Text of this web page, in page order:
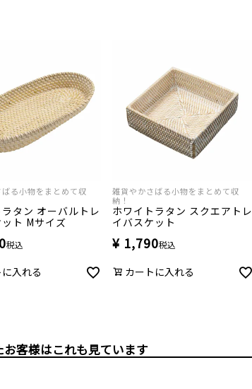
る小物をまとめて収
タン オーバルトレ
ト Mサイズ
税込
入れる
雑貨やかさばる小物をまとめて収
納！
ホワイトラタン スクエアトレ
イバスケット
¥ 1,790税込
カートに入れる
お客様はこれも見ています